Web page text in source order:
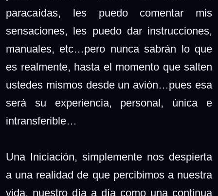
paracaídas, les puedo comentar mis
sensaciones, les puedo dar instrucciones,
manuales, etc…pero nunca sabrán lo que
es realmente, hasta el momento que salten
ustedes mismos desde un avión…pues esa
será su experiencia, personal, única e
intransferible…
Una Iniciación, simplemente nos despierta
a una realidad de que percibimos a nuestra
vida, nuestro día a día como una continua